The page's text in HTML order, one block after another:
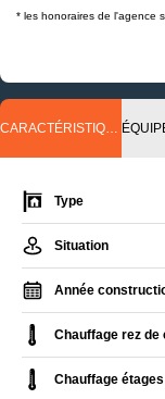
* les honoraires de l'agence
CARACTÉRISTIQUES
Type
Situation
Année
Chauffage rez de
Chauffage étages